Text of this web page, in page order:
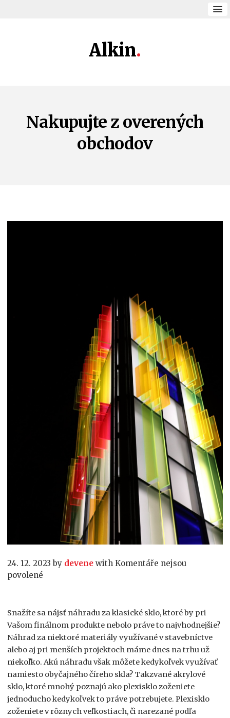
Alkin
Nakupujte z overených
obchodov
24. 12. 2023 by devene withKomentáře nejsou
povolené
názvem
Nakupujte
z
overených
obchodov
Snažíte sa nájsť náhradu za klasické sklo, ktoré by pri
Vašom finálnom produkte nebolo práve to najvhodnejšie?
Náhrad za niektoré materiály využívané v stavebníctve
alebo aj pri menších projektoch máme dnes na trhu už
niekoľko. Akú náhradu však môžete kedykoľvek využívať
namiesto obyčajného číreho skla? Takzvané akrylové
sklo, ktoré mnohý poznajú ako plexisklo zoženiete
jednoducho kedykoľvek to práve potrebujete. Plexisklo
zoženiete v rôznych veľkostiach, či narezané podľa